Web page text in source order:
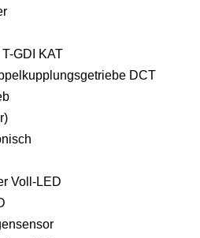
GDI KAT
DCT
Voll-LED